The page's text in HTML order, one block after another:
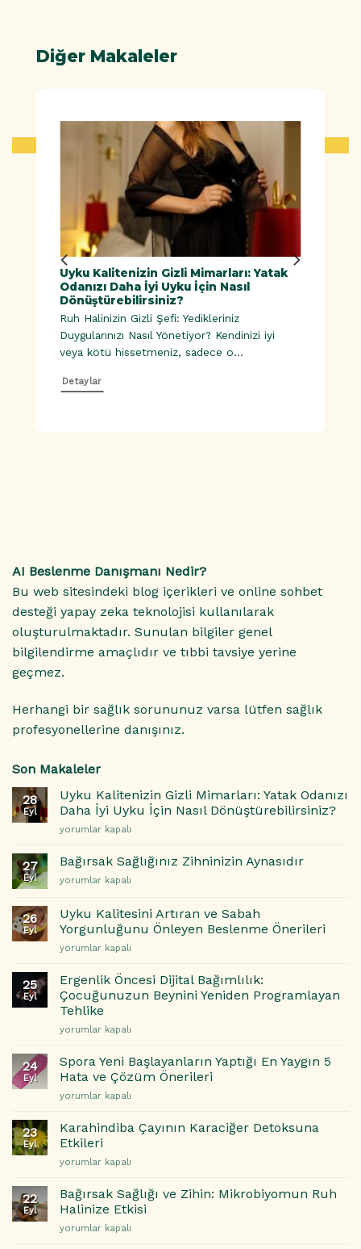
Diğer Makaleler
Uyku Kalitenizin Gizli Mimarları: Yatak
Odanızı Daha İyi Uyku İçin Nasıl
Dönüştürebilirsiniz?
Ruh Halinizin Gizli Şefi: Yedikleriniz
Duygularınızı Nasıl Yönetiyor? Kendinizi iyi
veya kötü hissetmeniz, sadece o...
Detaylar
AI Beslenme Danışmanı Nedir?
Bu web sitesindeki blog içerikleri ve online sohbet
desteği yapay zeka teknolojisi kullanılarak
oluşturulmaktadır. Sunulan bilgiler genel
bilgilendirme amaçlıdır ve tıbbi tavsiye yerine
geçmez.
Herhangi bir sağlık sorununuz varsa lütfen sağlık
profesyonellerine danışınız.
Son Makaleler
28
Eyl
Uyku Kalitenizin Gizli Mimarları: Yatak Odanızı
Daha İyi Uyku İçin Nasıl Dönüştürebilirsiniz?
Uyku
Gizli
Mimarları:
Yatak
Daha
İyi
Uyku
İçin
Dönüştürebilirsiniz?
için
yorumlar kapalı
27
Eyl
Bağırsak Sağlığınız Zihninizin Aynasıdır
Bağırsak
Zihninizin
Aynasıdır
için
yorumlar kapalı
26
Eyl
Uyku Kalitesini Artıran ve Sabah
Yorgunluğunu Önleyen Beslenme Önerileri
Uyku
Artıran
Sabah
Yorgunluğunu
Önleyen
Önerileri
için
yorumlar kapalı
25
Eyl
Ergenlik Öncesi Dijital Bağımlılık:
Çocuğunuzun Beynini Yeniden Programlayan
Tehlike
Ergenlik
Dijital
Bağımlılık:
Çocuğunuzun
Beynini
Programlayan
Tehlike
yorumlar kapalı
24
Eyl
Spora Yeni Başlayanların Yaptığı En Yaygın 5
Hata ve Çözüm Önerileri
Spora
Başlayanların
Yaptığı
En
Yaygın
Hata
ve
Önerileri
yorumlar kapalı
23
Eyl
Karahindiba Çayının Karaciğer Detoksuna
Etkileri
Karahindiba
Karaciğer
Detoksuna
Etkileri
için
yorumlar kapalı
22
Eyl
Bağırsak Sağlığı ve Zihin: Mikrobiyomun Ruh
Halinize Etkisi
Bağırsak
yorumlar kapalı